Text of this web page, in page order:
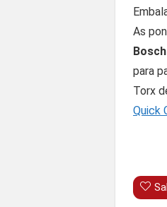
As
para
Torx
Quick